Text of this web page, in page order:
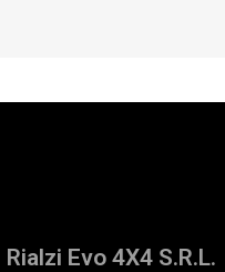
Rialzi Evo 4X4 S.R.L.